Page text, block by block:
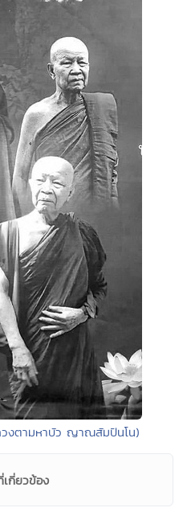
วงตามหาบัว ญาณสัมปันโน)
กี่ยวข้อง